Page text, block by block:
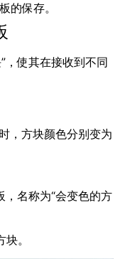
的保存。
，使其在接收到不同
，方块颜色分别变为
名称为“会变色的方
。